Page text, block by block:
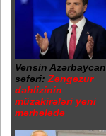
Vensin
səfəri: Zəngəzur
dəhlizinin
müzakirələri yeni
mərhələdə